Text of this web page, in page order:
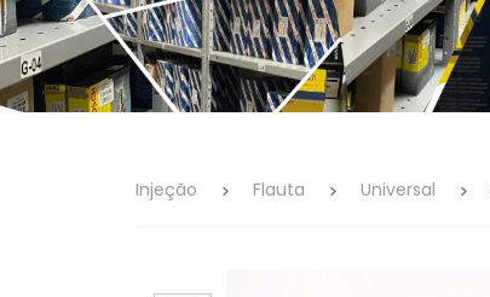
Injeção Flauta Universal